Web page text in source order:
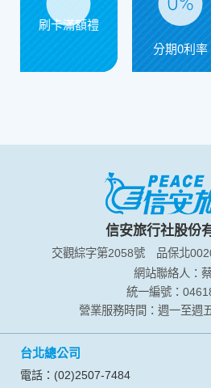
刷卡滿額禮
分期0利率
信安旅行社股份
交觀綜字第2058號 品保北
網站聯絡人：
統一編號：
營業服務時間：週一至週
台北總公司
電話：(02)2507-7484